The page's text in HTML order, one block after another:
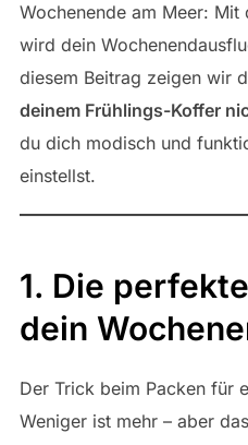
Wochenende am Meer:
wird dein
diesem Beitrag zeigen wir
deinem Frühlings-Koffer
du dich modisch und
einstellst.
1. Die
dein
Der Trick beim Packen für
Weniger ist mehr – aber